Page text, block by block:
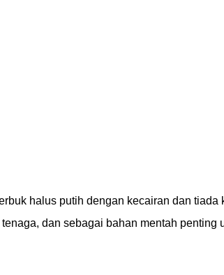
halus putih dengan kecairan dan
dan sebagai bahan mentah